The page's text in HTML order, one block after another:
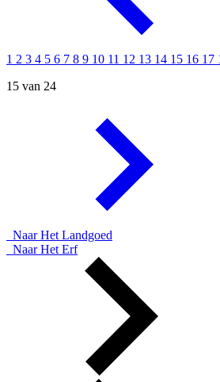
1 2 3 4 5 6 7 8 9 10 11 12 13 14 15 16 17
15 van 24
Naar Het Landgoed
Naar Het Erf